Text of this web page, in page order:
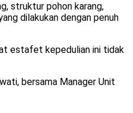
struktur pohon karang,
dilakukan dengan penuh
estafet kepedulian ini tidak
bersama Manager Unit